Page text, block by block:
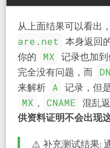
从上面结果可以看出，
are.net
本身返回
你的
MX 记录也加
完全没有问题，而
来解析 A 记录，但
MX , CNAME 混乱
供资料证明不会出现
⚠️ 补充测试结果: